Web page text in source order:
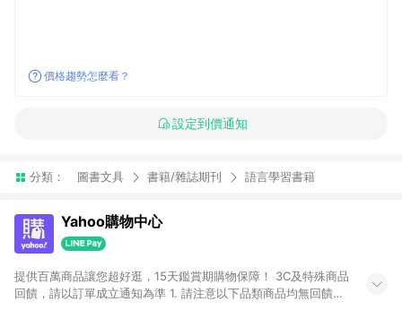
價格趨勢怎麼看？
設定到價通知
分類： 圖書文具 書籍/雜誌期刊 語言學習書籍
Yahoo購物中心
提供百萬商品讓您超好逛，15天鑑賞期購物保障！ 3C及特殊商品
回饋，請以訂單成立通知為準 1. 請注意以下品類商品均無回饋：